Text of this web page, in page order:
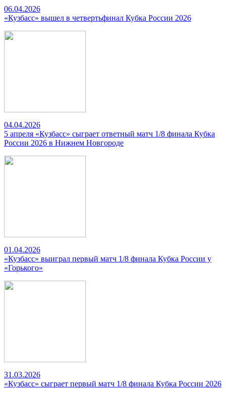
06.04.2026
«Кузбасс» вышел в четвертьфинал Кубка России 2026
04.04.2026
5 апреля «Кузбасс» сыграет ответный матч 1/8 финала Кубка
России 2026 в Нижнем Новгороде
01.04.2026
«Кузбасс» выиграл первый матч 1/8 финала Кубка России у
«Горького»
31.03.2026
«Кузбасс» сыграет первый матч 1/8 финала Кубка России 2026